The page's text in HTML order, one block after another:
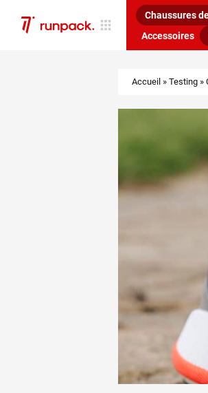
Chaussures
Accessoires
Accueil » Testing »